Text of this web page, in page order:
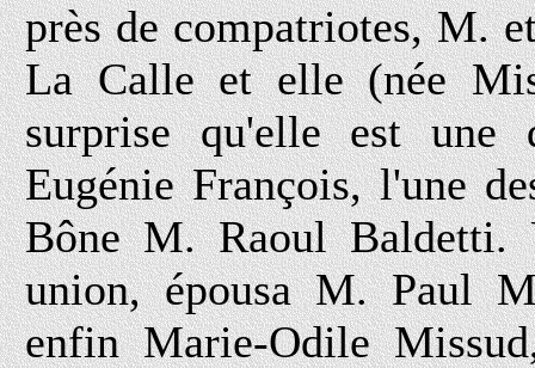
près de compatriotes, M.
La Calle et elle (née
surprise qu'elle est une
Eugénie François, l'une
Bône M. Raoul
union, épousa M. Paul
enfin Marie-Odile